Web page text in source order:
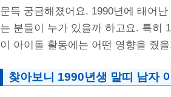
문득 궁금해졌어요. 1990년에 태어
는 분들이 누가 있을까 하고요. 특히
이 아이돌 활동에는 어떤 영향을 줬
찾아보니 1990년생 말띠 남자